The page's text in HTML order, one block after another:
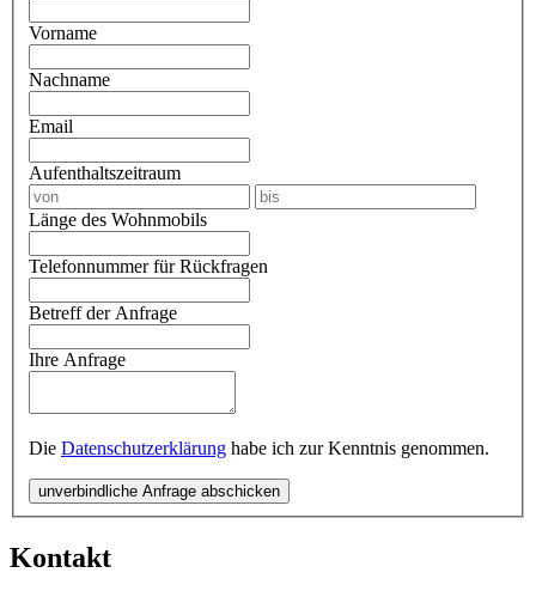
Vorname
Nachname
Email
Aufenthaltszeitraum
Länge des Wohnmobils
Telefonnummer für Rückfragen
Betreff der Anfrage
Ihre Anfrage
Die Datenschutzerklärung habe ich zur Kenntnis genommen.
unverbindliche Anfrage abschicken
Kontakt